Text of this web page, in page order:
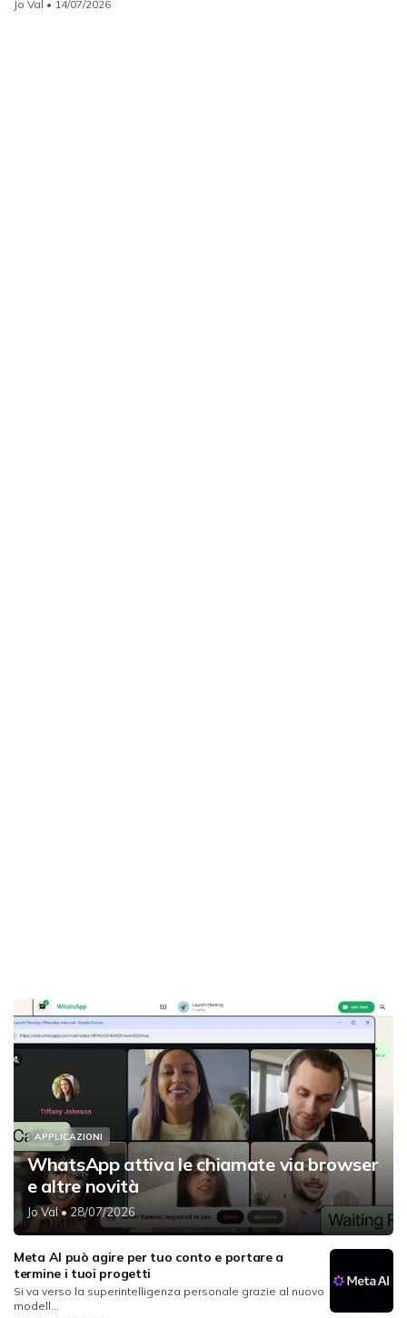
Jo Val • 14/07/2026
APPLICAZIONI
WhatsApp attiva le chiamate via browser
e altre novità
Jo Val• 28/07/2026
Meta AI può agire per tuo conto e portare a
termine i tuoi progetti
Si va verso la superintelligenza personale grazie al nuovo
modell...